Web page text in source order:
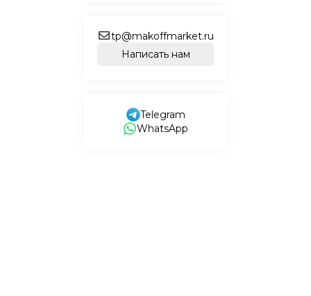
tp@makoffmarket.ru
Написать нам
Telegram
WhatsApp